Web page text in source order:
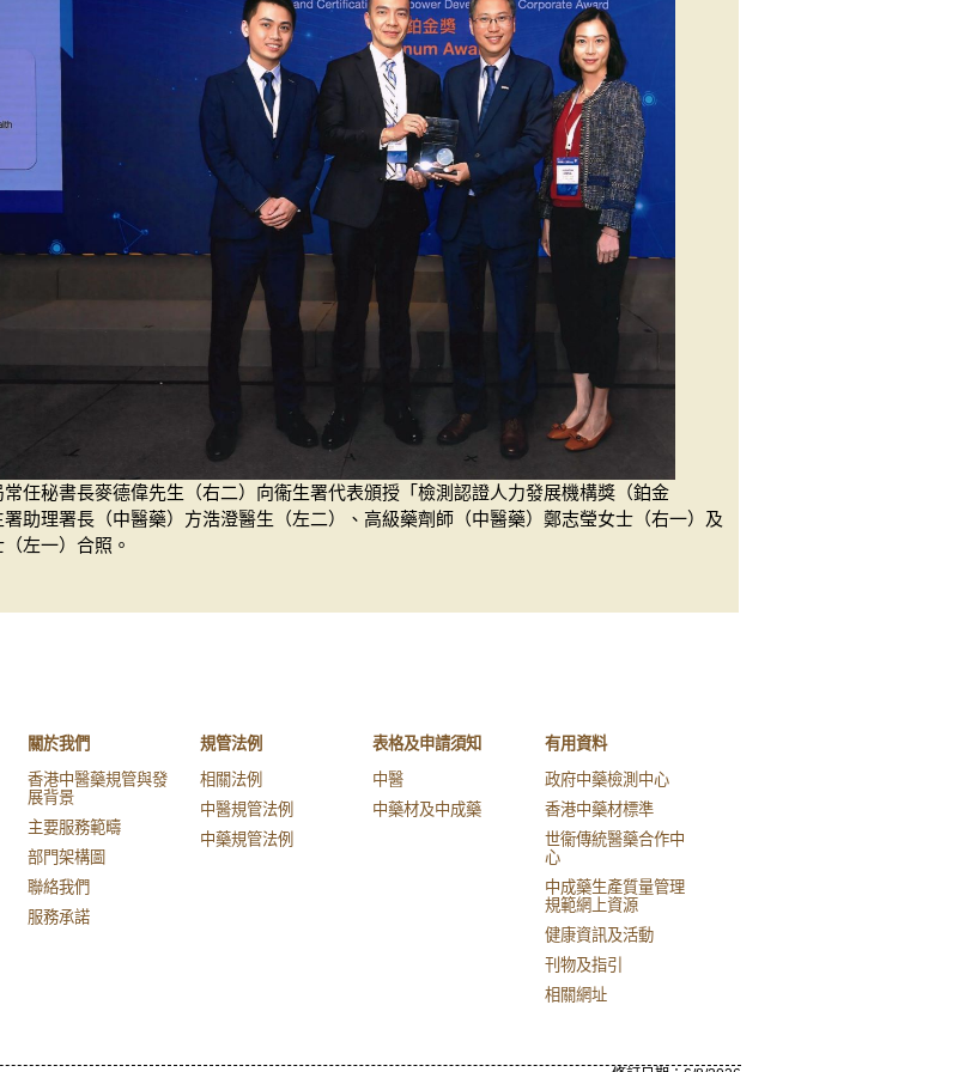
任秘書長麥德偉先生（右二）向衞生署代表頒授「檢測認證人力發展機構獎（鉑金
助理署長（中醫藥）方浩澄醫生（左二）、高級藥劑師（中醫藥）鄭志瑩女士（右一）及
左一）合照。
關於我們
香港中醫藥規管與發
展背景
主要服務範疇
部門架構圖
聯絡我們
服務承諾
規管法例
相關法例
中醫規管法例
中藥規管法例
表格及申請須知
中醫
中藥材及中成藥
有用資料
政府中藥檢測中心
香港中藥材標準
世衞傳統醫藥合作中
心
中成藥生產質量管理
規範網上資源
健康資訊及活動
刊物及指引
相關網址